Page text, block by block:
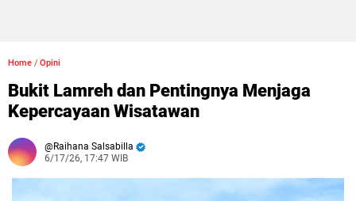
Home / Opini
Bukit Lamreh dan Pentingnya Menjaga
Kepercayaan Wisatawan
Raihana Salsabilla
6/17/26, 17:47 WIB